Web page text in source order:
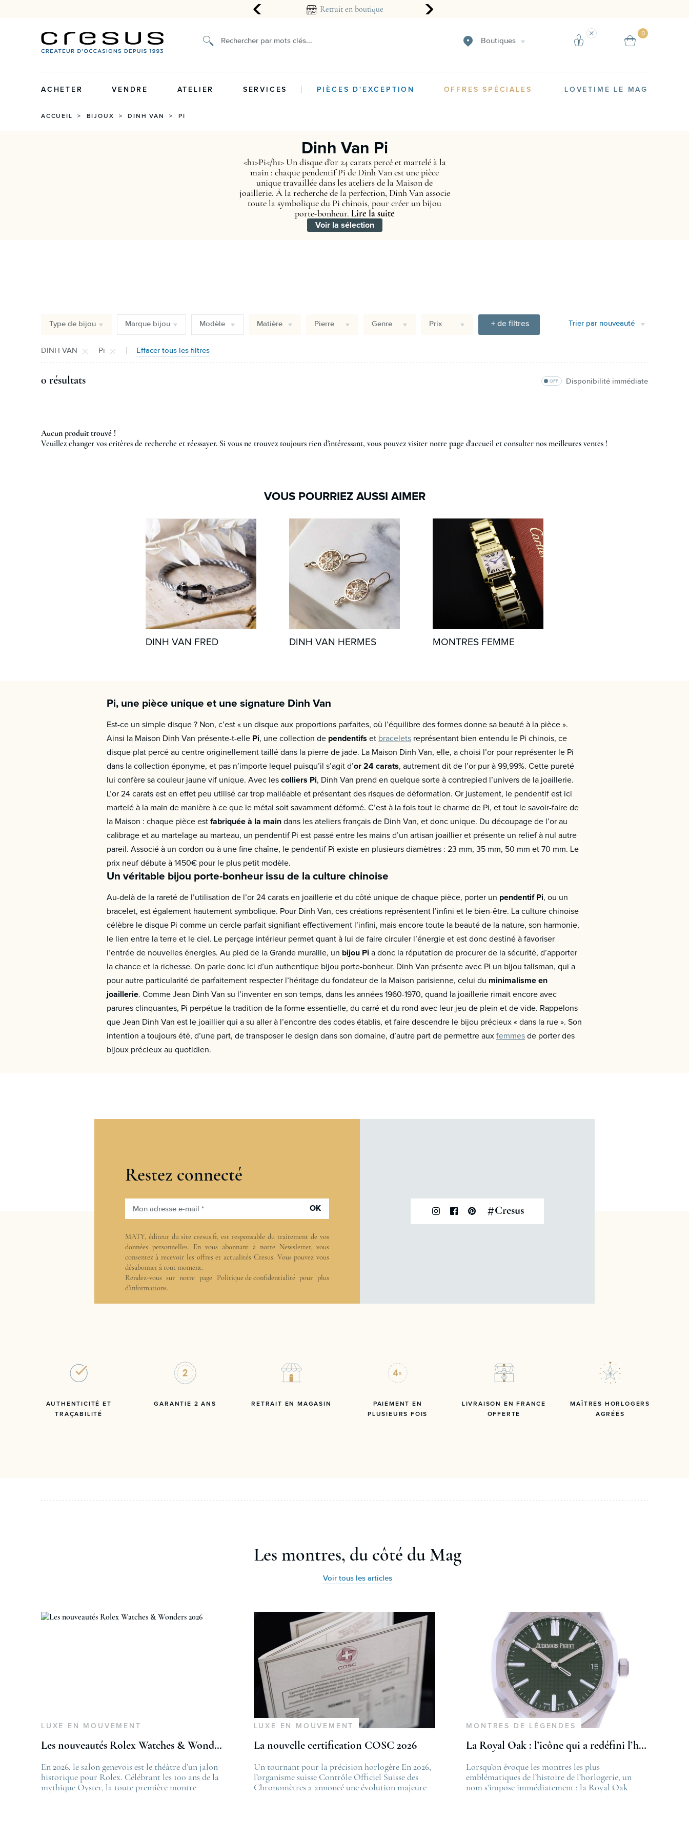
Authenticité certifiée et garantie 2 ans Retrait en boutique
Rechercher par mots clés... Boutiques
0
ACHETER VENDRE ATELIER SERVICES PIÈCES D'EXCEPTION OFFRES SPÉCIALES LOVETIME LE MAG
ACCUEIL > BIJOUX > DINH VAN > PI
Dinh Van Pi
<h1>Pi</h1> Un disque d’or 24 carats percé et martelé à la
main : chaque pendentif Pi de Dinh Van est une pièce
unique travaillée dans les ateliers de la Maison de
joaillerie. À la recherche de la perfection, Dinh Van associe
toute la symbolique du Pi chinois, pour créer un bijou
porte-bonheur. Lire la suite
Voir la sélection
Type de bijou Marque bijou Modèle Matière Pierre Genre Prix + de filtres Trier par nouveauté
DINH VAN Pi Effacer tous les filtres
Disponibilité immédiate
OFF
0 résultats
Aucun produit trouvé !
Veuillez changer vos critères de recherche et réessayer. Si vous ne trouvez toujours rien d'intéressant, vous pouvez visiter notre page d'accueil et consulter nos meilleures ventes !
VOUS POURRIEZ AUSSI AIMER
DINH VAN FRED DINH VAN HERMES MONTRES FEMME
Pi, une pièce unique et une signature Dinh Van
Est-ce un simple disque ? Non, c’est « un disque aux proportions parfaites, où l’équilibre des formes donne sa beauté à la pièce ».
Ainsi la Maison Dinh Van présente-t-elle Pi, une collection de pendentifs et bracelets représentant bien entendu le Pi chinois, ce
disque plat percé au centre originellement taillé dans la pierre de jade. La Maison Dinh Van, elle, a choisi l’or pour représenter le Pi
dans la collection éponyme, et pas n’importe lequel puisqu’il s’agit d’or 24 carats, autrement dit de l’or pur à 99,99%. Cette pureté
lui confère sa couleur jaune vif unique. Avec les colliers Pi, Dinh Van prend en quelque sorte à contrepied l’univers de la joaillerie.
L’or 24 carats est en effet peu utilisé car trop malléable et présentant des risques de déformation. Or justement, le pendentif est ici
martelé à la main de manière à ce que le métal soit savamment déformé. C’est à la fois tout le charme de Pi, et tout le savoir-faire de
la Maison : chaque pièce est fabriquée à la main dans les ateliers français de Dinh Van, et donc unique. Du découpage de l’or au
calibrage et au martelage au marteau, un pendentif Pi est passé entre les mains d’un artisan joaillier et présente un relief à nul autre
pareil. Associé à un cordon ou à une fine chaîne, le pendentif Pi existe en plusieurs diamètres : 23 mm, 35 mm, 50 mm et 70 mm. Le
prix neuf débute à 1450€ pour le plus petit modèle.
Un véritable bijou porte-bonheur issu de la culture chinoise
Au-delà de la rareté de l’utilisation de l’or 24 carats en joaillerie et du côté unique de chaque pièce, porter un pendentif Pi, ou un
bracelet, est également hautement symbolique. Pour Dinh Van, ces créations représentent l’infini et le bien-être. La culture chinoise
célèbre le disque Pi comme un cercle parfait signifiant effectivement l’infini, mais encore toute la beauté de la nature, son harmonie,
le lien entre la terre et le ciel. Le perçage intérieur permet quant à lui de faire circuler l’énergie et est donc destiné à favoriser
l’entrée de nouvelles énergies. Au pied de la Grande muraille, un bijou Pi a donc la réputation de procurer de la sécurité, d’apporter
la chance et la richesse. On parle donc ici d’un authentique bijou porte-bonheur. Dinh Van présente avec Pi un bijou talisman, qui a
pour autre particularité de parfaitement respecter l’héritage du fondateur de la Maison parisienne, celui du minimalisme en
joaillerie. Comme Jean Dinh Van su l’inventer en son temps, dans les années 1960-1970, quand la joaillerie rimait encore avec
parures clinquantes, Pi perpétue la tradition de la forme essentielle, du carré et du rond avec leur jeu de plein et de vide. Rappelons
que Jean Dinh Van est le joaillier qui a su aller à l’encontre des codes établis, et faire descendre le bijou précieux « dans la rue ». Son
intention a toujours été, d’une part, de transposer le design dans son domaine, d’autre part de permettre aux femmes de porter des
bijoux précieux au quotidien.
Restez connecté
Mon adresse e-mail * OK
MATY, éditeur du site cresus.fr, est responsable du traitement de vos
données personnelles. En vous abonnant à notre Newsletter, vous
consentez à recevoir les offres et actualités Cresus. Vous pouvez vous
désabonner à tout moment.
Rendez-vous sur notre page Politique de confidentialitépour plus
d’informations.
#Cresus
AUTHENTICITÉ ET
TRAÇABILITÉ
GARANTIE 2 ANS RETRAIT EN MAGASIN
PAIEMENT EN
PLUSIEURS FOIS
LIVRAISON EN FRANCE
OFFERTE
MAÎTRES HORLOGERS
AGRÉÉS
Les montres, du côté du Mag
Voir tous les articles
LUXE EN MOUVEMENT
Les nouveautés Rolex Watches & Wonders 2026
En 2026, le salon genevois est le théâtre d’un jalon
historique pour Rolex. Célébrant les 100 ans de la
mythique Oyster, la toute première montre
Les nouveautés Rolex Watches & Wonders 2026
first appeared on
LUXE EN MOUVEMENT
La nouvelle certification COSC 2026
Un tournant pour la précision horlogère En 2026,
l’organisme suisse Contrôle Officiel Suisse des
Chronomètres a annoncé une évolution majeure
La nouvelle certification COSC 2026
first appeared on
MONTRES DE LÉGENDES
La Royal Oak : l’icône qui a redéfini l’horlogerie de luxe
Lorsqu’on évoque les montres les plus
emblématiques de l’histoire de l’horlogerie, un
nom s’impose immédiatement : la Royal Oak